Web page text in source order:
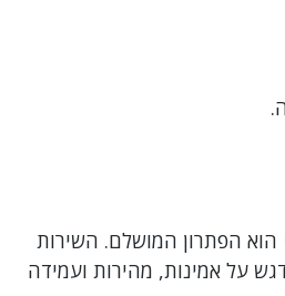
כשאתה מחפש שירות שליחות משפטית אמין ומהיר, Uget.today הוא הפתרון המושלם. השירות
על אמינות, מהירות ועמידה